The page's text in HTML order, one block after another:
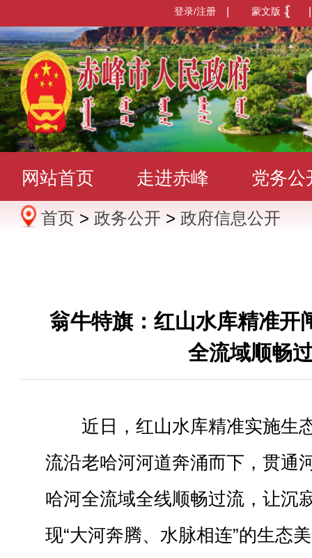
蒙文版
登录/注册
网站首页 走进赤峰 党务公
办事服务 政民互动 数据发
首页 > 政务公开 > 政府信息公开
翁牛特旗：红山水库精准开
全流域顺畅
近日， 红山水库精准实施生
流沿老哈河河道奔涌而下，贯通
哈河全流域全线顺畅过流，让沉
现“大河奔腾、水脉相连”的生态